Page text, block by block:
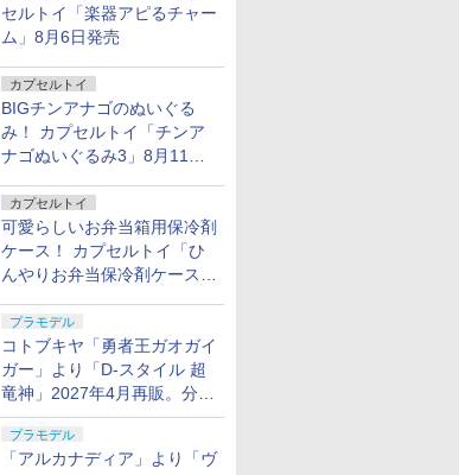
セルトイ「楽器アピるチャー
ム」8月6日発売
カプセルトイ
BIGチンアナゴのぬいぐる
み！ カプセルトイ「チンア
ナゴぬいぐるみ3」8月11日
カプセルトイ
可愛らしいお弁当箱用保冷剤
ケース！ カプセルトイ「ひ
んやりお弁当保冷剤ケース
プラモデル
コトブキヤ「勇者王ガオガイ
ガー」より「D-スタイル 超
竜神」2027年4月再販。分離
変形が可能
プラモデル
「アルカナディア」より「ヴ